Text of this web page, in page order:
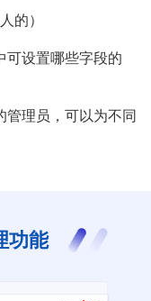
的）
可设置哪些字段的
管理员，可以为不同
功能